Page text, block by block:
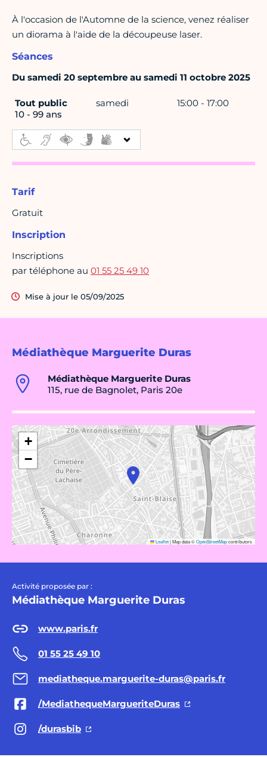
Médiathèque Marguerite Duras
Médiathèque Marguerite Duras
115, rue de Bagnolet, Paris 20e
+
−
Leaflet|Map data ©OpenStreetMapcontributors
Activité proposée par :
Médiathèque Marguerite Duras
www.paris.fr
01 55 25 49 10
mediatheque.marguerite-duras@paris.fr
/MediathequeMargueriteDuras
/durasbib
À l'occasion de l'Automne de la science, venez réaliser
un diorama à l'aide de la découpeuse laser.
Séances
Du samedi 20 septembre au samedi 11 octobre 2025
Tout public
10 - 99 ans
samedi 15:00 - 17:00
Tarif
Gratuit
Inscription
Inscriptions
par téléphone au 01 55 25 49 10
Mise à jour le 05/09/2025